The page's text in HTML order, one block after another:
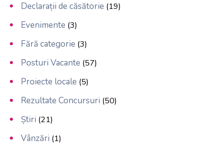
Declarații de căsătorie (19)
Evenimente (3)
Fără categorie (3)
Posturi Vacante (57)
Proiecte locale (5)
Rezultate Concursuri (50)
Știri (21)
Vânzări (1)